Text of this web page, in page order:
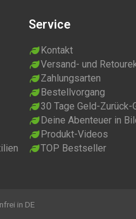
Service
Kontakt
Versand- und
Zahlungsarten
Bestellvorgang
30 Tage Geld-Zurück-
Deine Abenteuer in
Produkt-Videos
TOP Bestseller
in DE